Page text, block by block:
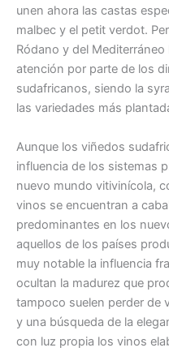
unen ahora las castas
malbec y el petit verdot.
Ródano y del
atención por parte de los
sudafricanos, siendo la
las variedades más
Aunque los viñedos
influencia de los sistemas
nuevo mundo vitivinícola,
vinos se encuentran a
predominantes en los
aquellos de los países
muy notable la influencia
ocultan la madurez que
tampoco suelen perder de
y una búsqueda de la
con luz propia los vinos